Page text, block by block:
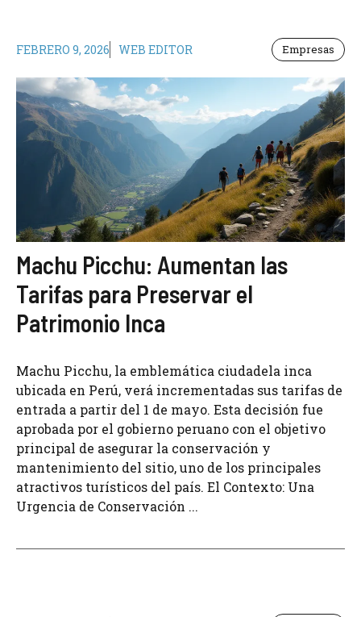
FEBRERO 9, 2026 WEB EDITOR Empresas
Machu Picchu: Aumentan las
Tarifas para Preservar el
Patrimonio Inca
Machu Picchu, la emblemática ciudadela inca
ubicada en Perú, verá incrementadas sus tarifas de
entrada a partir del 1 de mayo. Esta decisión fue
aprobada por el gobierno peruano con el objetivo
principal de asegurar la conservación y
mantenimiento del sitio, uno de los principales
atractivos turísticos del país. El Contexto: Una
Urgencia de Conservación ...